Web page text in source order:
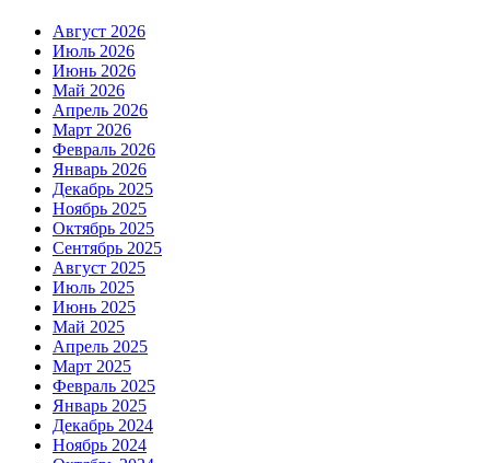
Август 2026
Июль 2026
Июнь 2026
Май 2026
Апрель 2026
Март 2026
Февраль 2026
Январь 2026
Декабрь 2025
Ноябрь 2025
Октябрь 2025
Сентябрь 2025
Август 2025
Июль 2025
Июнь 2025
Май 2025
Апрель 2025
Март 2025
Февраль 2025
Январь 2025
Декабрь 2024
Ноябрь 2024